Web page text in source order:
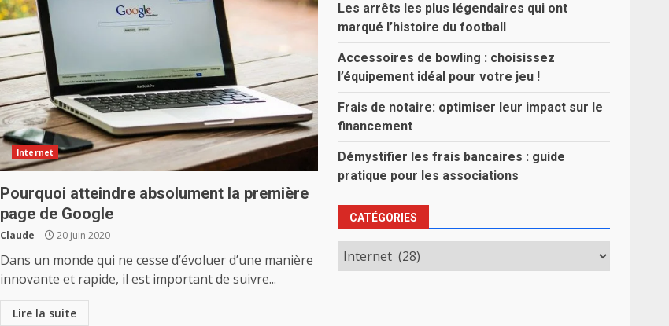
Internet
Pourquoi atteindre absolument la première
page de Google
Claude 20 juin 2020
Dans un monde qui ne cesse d’évoluer d’une manière
innovante et rapide, il est important de suivre...
Lire la suite
Les arrêts les plus légendaires qui ont
marqué l’histoire du football
Accessoires de bowling : choisissez
l’équipement idéal pour votre jeu !
Frais de notaire: optimiser leur impact sur le
financement
Démystifier les frais bancaires : guide
pratique pour les associations
CATÉGORIES
Catégories